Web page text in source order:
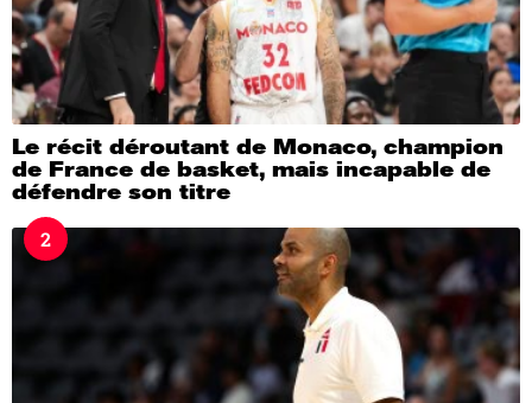
Le récit déroutant de Monaco, champion
de France de basket, mais incapable de
défendre son titre
2